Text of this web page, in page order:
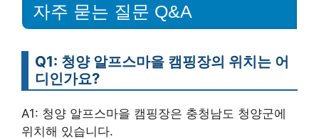
자주 묻는 질문 Q&A
Q1: 청양 알프스마을 캠핑장의 위치는 어
디인가요?
A1: 청양 알프스마을 캠핑장은 충청남도 청양군에
위치해 있습니다.